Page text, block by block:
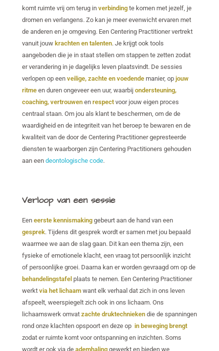
komt ruimte vrij om terug in verbinding te komen met jezelf, je
dromen en verlangens. Zo kan je meer evenwicht ervaren met
de anderen en je omgeving. Een Centering Practitioner vertrekt
vanuit jouw krachten en talenten. Je krijgt ook tools
aangeboden die je in staat stellen om stappen te zetten zodat
er verandering in je dagelijks leven plaatsvindt. De sessies
verlopen op een veilige, zachte en voedende manier, op jouw
ritme en duren ongeveer een uur, waarbij ondersteuning,
coaching, vertrouwen en respect voor jouw eigen proces
centraal staan. Om jou als klant te beschermen, om de de
waardigheid en de integriteit van het beroep te bewaren en de
kwaliteit van de door de Centering Practitioner gepresteerde
diensten te waarborgen zijn Centering Practitioners gehouden
aan een deontologische code.
Verloop van een sessie
Een eerste kennismaking gebeurt aan de hand van een
gesprek. Tijdens dit gesprek wordt er samen met jou bepaald
waarmee we aan de slag gaan. Dit kan een thema zijn, een
fysieke of emotionele klacht, een vraag tot persoonlijk inzicht
of persoonlijke groei. Daarna kan er worden gevraagd om op de
behandelingstafel plaats te nemen. Een Centering Practitioner
werkt via het lichaam want elk verhaal dat zich in ons leven
afspeelt, weerspiegelt zich ook in ons lichaam. Ons
lichaamswerk omvat zachte druktechnieken die de spanningen
rond onze klachten opspoort en deze op in beweging brengt
zodat er ruimte komt voor ontspanning en inzichten. Soms
wordt er ook via de ademhaling gewerkt en bieden we